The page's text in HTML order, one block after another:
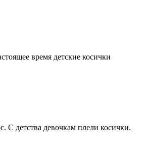
время детские косички
С детства девочкам плели косички.